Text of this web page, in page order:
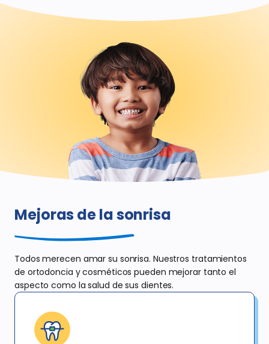
Mejoras dela sonrisa
Todos merecen amar su sonrisa. Nuestros tratamientos
de ortodoncia y cosméticos pueden mejorar tanto el
aspecto como la salud de sus dientes.